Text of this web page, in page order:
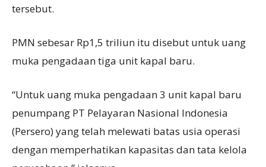
tersebut.
PMN sebesar Rp1,5 triliun itu disebut untuk uang
muka pengadaan tiga unit kapal baru.
“Untuk uang muka pengadaan 3 unit kapal baru
penumpang PT Pelayaran Nasional Indonesia
(Persero) yang telah melewati batas usia operasi
dengan memperhatikan kapasitas dan tata kelola